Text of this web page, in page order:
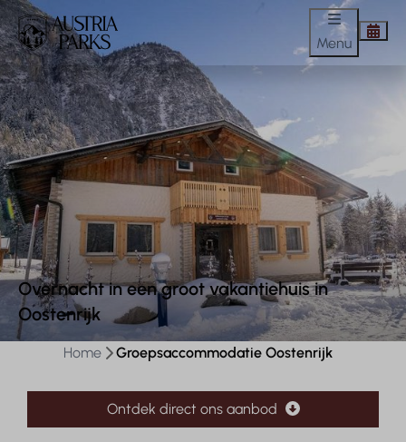
Menu
Overnacht in een groot vakantiehuis in
Oostenrijk
Home Groepsaccommodatie Oostenrijk
Ontdek direct ons aanbod